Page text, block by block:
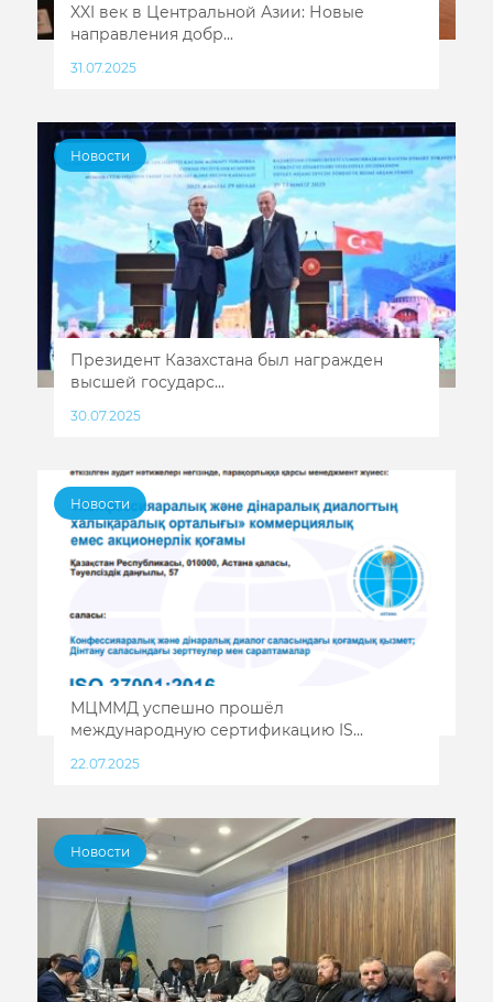
XXI век в Центральной Азии: Новые
направления добр...
31.07.2025
Новости
Президент Казахстана был награжден
высшей государс...
30.07.2025
Новости
МЦММД успешно прошёл
международную сертификацию IS...
22.07.2025
Новости